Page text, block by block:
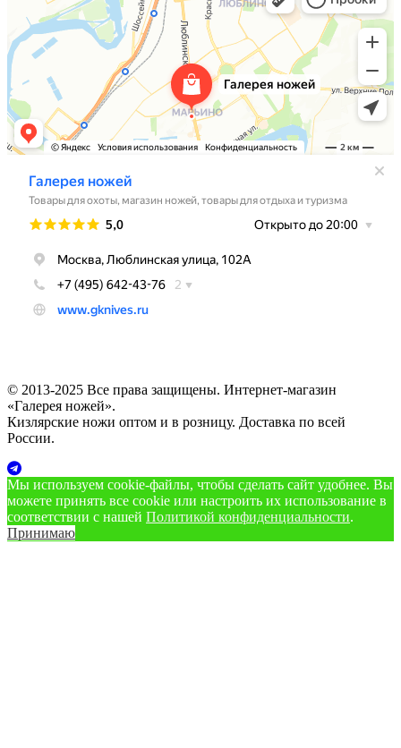
© 2013-2025 Все права защищены. Интернет-магазин
«Галерея ножей».
Кизлярские ножи оптом и в розницу. Доставка по всей
России.
Мы используем cookie‑файлы, чтобы сделать сайт удобнее. Вы
можете принять все cookie или настроить их использование в
соответствии с нашей Политикой конфиденциальности.
Принимаю